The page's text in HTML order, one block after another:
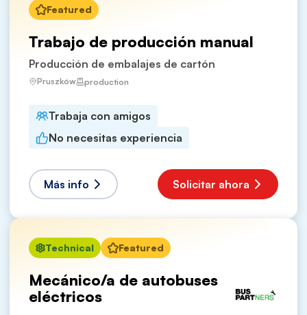
Featured
Trabajo de producción manual
Producción de embalajes de cartón
Pruszków production
Trabaja con amigos
No necesitas experiencia
Más info Solicitar ahora
Technical Featured
Mecánico/a de autobuses
eléctricos